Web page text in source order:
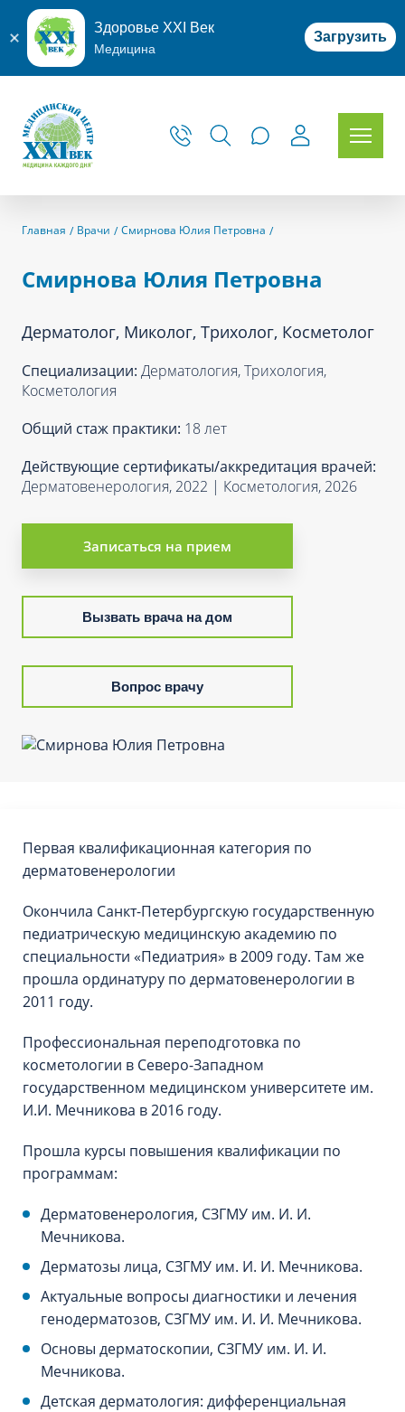
Здоровье XXI Век
Медицина
Загрузить
Главная Врачи Смирнова Юлия Петровна
Смирнова Юлия Петровна
Дерматолог, Миколог, Трихолог, Косметолог
Специализации: Дерматология, Трихология,
Косметология
Общий стаж практики: 18 лет
Действующие сертификаты/аккредитация врачей:
Дерматовенерология, 2022 | Косметология, 2026
Записаться на прием
Вызвать врача на дом
Вопрос врачу
Первая квалификационная категория по
дерматовенерологии
Окончила Санкт-Петербургскую государственную
педиатрическую медицинскую академию по
специальности «Педиатрия» в 2009 году. Там же
прошла ординатуру по дерматовенерологии в
2011 году.
Профессиональная переподготовка по
косметологии в Северо-Западном
государственном медицинском университете им.
И.И. Мечникова в 2016 году.
Прошла курсы повышения квалификации по
программам:
Дерматовенерология, СЗГМУ им. И. И.
Мечникова.
Дерматозы лица, СЗГМУ им. И. И. Мечникова.
Актуальные вопросы диагностики и лечения
генодерматозов, СЗГМУ им. И. И. Мечникова.
Основы дерматоскопии, СЗГМУ им. И. И.
Мечникова.
Детская дерматология: дифференциальная